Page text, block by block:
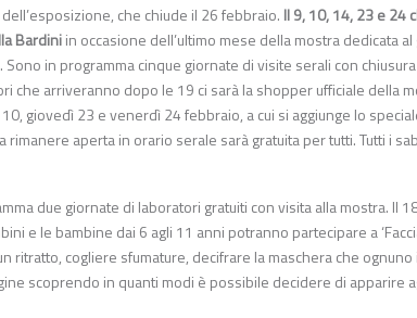
che chiude il 26 febbraio. Il 9, 10, 14, 23 e 24
Bardiniin occasione dell’ultimo mese della mostra dedicata
in programma cinque giornate di visite serali con
che arriveranno dopo le 19 ci sarà la shopper ufficiale della
giovedì 23 e venerdì 24 febbraio, a cui si aggiunge lo
rimanere aperta in orario serale sarà gratuita per tutti. Tutti i
due giornate di laboratori gratuiti con visita alla mostra. Il
e le bambine dai 6 agli 11 anni potranno partecipare a
ritratto, cogliere sfumature, decifrare la maschera che
scoprendo in quanti modi è possibile decidere di apparire